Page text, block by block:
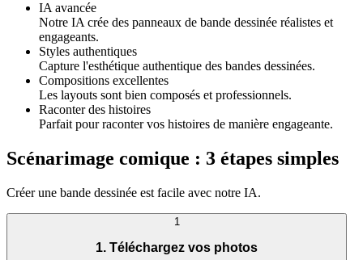
IA avancée
Notre IA crée des panneaux de bande dessinée réalistes et
engageants.
Styles authentiques
Capture l'esthétique authentique des bandes dessinées.
Compositions excellentes
Les layouts sont bien composés et professionnels.
Raconter des histoires
Parfait pour raconter vos histoires de manière engageante.
Scénarimage comique : 3 étapes simples
Créer une bande dessinée est facile avec notre IA.
1
1. Téléchargez vos photos